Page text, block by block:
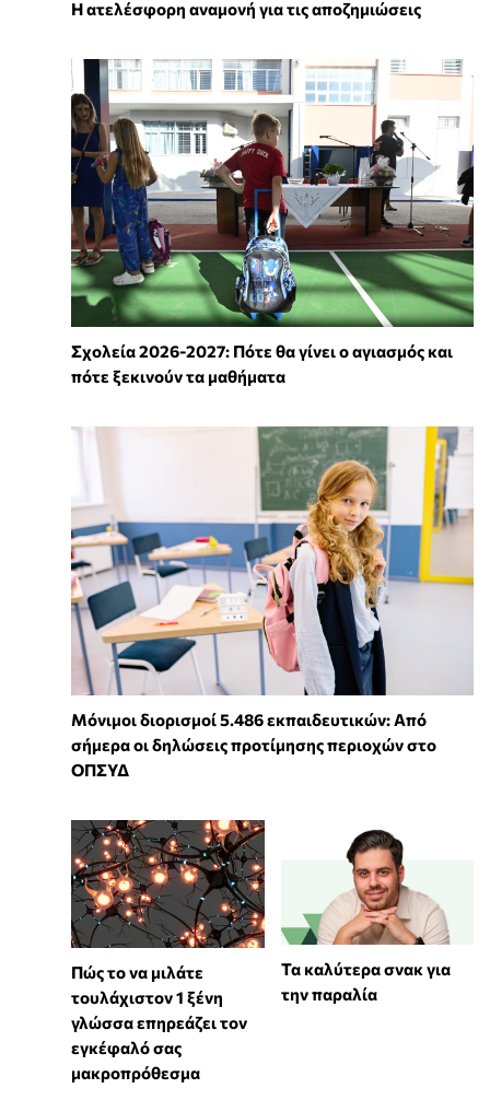
Η ατελέσφορη αναμονή για τις αποζημιώσεις
Σχολεία 2026-2027: Πότε θα γίνει ο αγιασμός και
πότε ξεκινούν τα μαθήματα
Μόνιμοι διορισμοί 5.486 εκπαιδευτικών: Από
σήμερα οι δηλώσεις προτίμησης περιοχών στο
ΟΠΣΥΔ
⁠Πώς το να μιλάτε
τουλάχιστον 1 ξένη
γλώσσα επηρεάζει τον
εγκέφαλό σας
μακροπρόθεσμα
Τα καλύτερα σνακ για
την παραλία